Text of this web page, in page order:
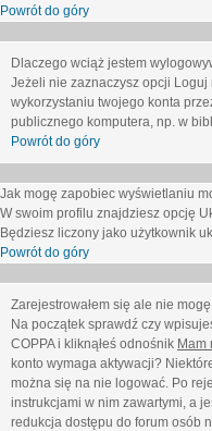
Powrót do góry
Dlaczego wciąż jestem
Jeżeli nie zaznaczysz opcji Loguj
wykorzystaniu twojego konta
publicznego komputera, np. w
Powrót do góry
Jak mogę zapobiec wyświetlaniu
W swoim profilu znajdziesz opcję
Będziesz liczony jako użytkownik
Powrót do góry
Zarejestrowałem się ale nie
Na początek sprawdź czy
COPPA i kliknąłeś odnośnik Mam
konto wymaga aktywacji?
można się na nie logować. Po
instrukcjami w nim zawartymi, a
redukcja dostępu do forum osób